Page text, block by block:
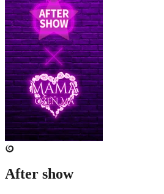
After show